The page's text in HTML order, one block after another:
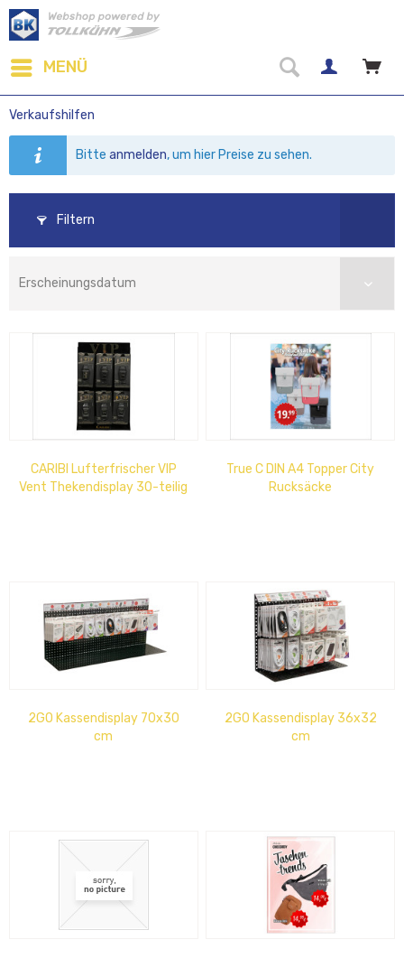
MENÜ
Verkaufshilfen
Bitteanmelden, um hier Preise zu sehen.
Filtern
CARIBI Lufterfrischer VIP
Vent Thekendisplay 30-teilig
True C DIN A4 Topper City
Rucksäcke
2GO Kassendisplay 70x30
cm
2GO Kassendisplay 36x32
cm